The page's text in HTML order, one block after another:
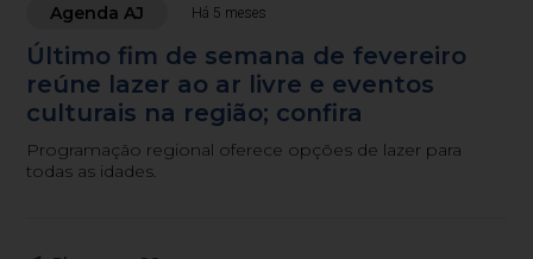
Agenda AJ Há 5 meses
Último fim de semana de fevereiro
reúne lazer ao ar livre e eventos
culturais na região; confira
Programação regional oferece opções de lazer para
todas as idades.